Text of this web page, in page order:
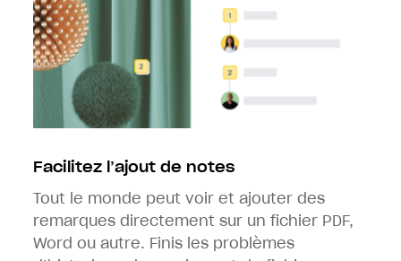
Facilitez l’ajout de notes
Tout le monde peut voir et ajouter des
remarques directement sur un fichier PDF,
Word ou autre. Finis les problèmes